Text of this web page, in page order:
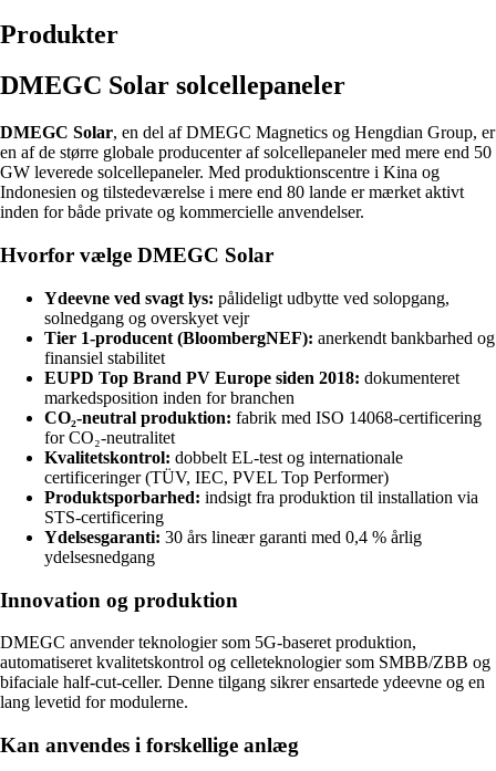
Produkter
DMEGC Solar solcellepaneler
DMEGC Solar, en del af DMEGC Magnetics og Hengdian Group, er
en af de større globale producenter af solcellepaneler med mere end 50
GW leverede solcellepaneler. Med produktionscentre i Kina og
Indonesien og tilstedeværelse i mere end 80 lande er mærket aktivt
inden for både private og kommercielle anvendelser.
Hvorfor vælge DMEGC Solar
Ydeevne ved svagt lys: pålideligt udbytte ved solopgang,
solnedgang og overskyet vejr
Tier 1-producent (BloombergNEF): anerkendt bankbarhed og
finansiel stabilitet
EUPD Top Brand PV Europe siden 2018: dokumenteret
markedsposition inden for branchen
CO₂-neutral produktion: fabrik med ISO 14068-certificering
for CO₂-neutralitet
Kvalitetskontrol: dobbelt EL-test og internationale
certificeringer (TÜV, IEC, PVEL Top Performer)
Produktsporbarhed: indsigt fra produktion til installation via
STS-certificering
Ydelsesgaranti: 30 års lineær garanti med 0,4 % årlig
ydelsesnedgang
Innovation og produktion
DMEGC anvender teknologier som 5G-baseret produktion,
automatiseret kvalitetskontrol og celleteknologier som SMBB/ZBB og
bifaciale half-cut-celler. Denne tilgang sikrer ensartede ydeevne og en
lang levetid for modulerne.
Kan anvendes i forskellige anlæg